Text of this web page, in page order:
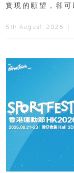
實現的願望，卻
5th August, 2026 ｜